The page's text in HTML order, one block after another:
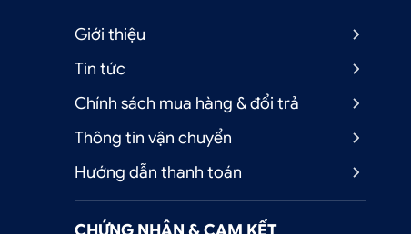
Giới thiệu
Tin tức
Chính sách mua hàng & đổi trả
Thông tin vận chuyển
Hướng dẫn thanh toán